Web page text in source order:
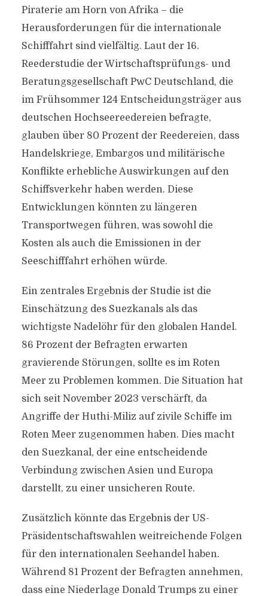
Piraterie am Horn von Afrika – die
Herausforderungen für die internationale
Schifffahrt sind vielfältig. Laut der 16.
Reederstudie der Wirtschaftsprüfungs- und
Beratungsgesellschaft PwC Deutschland, die
im Frühsommer 124 Entscheidungsträger aus
deutschen Hochseereedereien befragte,
glauben über 80 Prozent der Reedereien, dass
Handelskriege, Embargos und militärische
Konflikte erhebliche Auswirkungen auf den
Schiffsverkehr haben werden. Diese
Entwicklungen könnten zu längeren
Transportwegen führen, was sowohl die
Kosten als auch die Emissionen in der
Seeschifffahrt erhöhen würde.
Ein zentrales Ergebnis der Studie ist die
Einschätzung des Suezkanals als das
wichtigste Nadelöhr für den globalen Handel.
86 Prozent der Befragten erwarten
gravierende Störungen, sollte es im Roten
Meer zu Problemen kommen. Die Situation hat
sich seit November 2023 verschärft, da
Angriffe der Huthi-Miliz auf zivile Schiffe im
Roten Meer zugenommen haben. Dies macht
den Suezkanal, der eine entscheidende
Verbindung zwischen Asien und Europa
darstellt, zu einer unsicheren Route.
Zusätzlich könnte das Ergebnis der US-
Präsidentschaftswahlen weitreichende Folgen
für den internationalen Seehandel haben.
Während 81 Prozent der Befragten annehmen,
dass eine Niederlage Donald Trumps zu einer